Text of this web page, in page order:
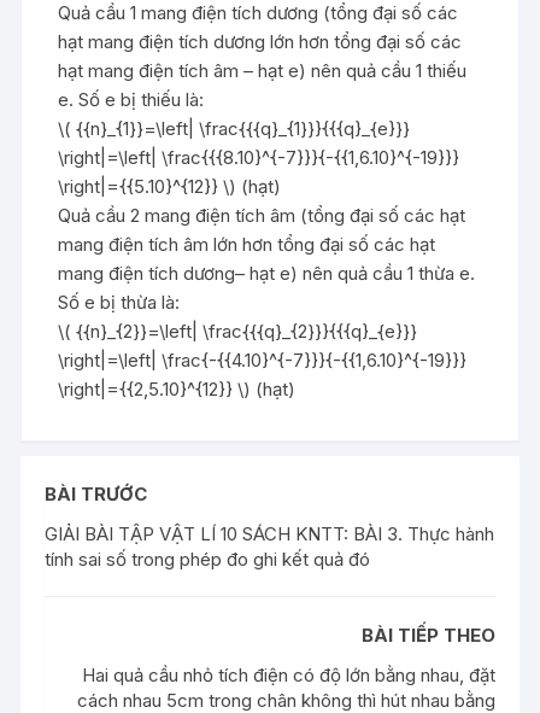
Quả cầu 1 mang điện tích dương (tổng đại số các
hạt mang điện tích dương lớn hơn tổng đại số các
hạt mang điện tích âm – hạt e) nên quả cầu 1 thiếu
e. Số e bị thiếu là:
\( {{n}_{1}}=\left| \frac{{{q}_{1}}}{{{q}_{e}}}
\right|=\left| \frac{{{8.10}^{-7}}}{-{{1,6.10}^{-19}}}
\right|={{5.10}^{12}} \) (hạt)
Quả cầu 2 mang điện tích âm (tổng đại số các hạt
mang điện tích âm lớn hơn tổng đại số các hạt
mang điện tích dương– hạt e) nên quả cầu 1 thừa e.
Số e bị thừa là:
\( {{n}_{2}}=\left| \frac{{{q}_{2}}}{{{q}_{e}}}
\right|=\left| \frac{-{{4.10}^{-7}}}{-{{1,6.10}^{-19}}}
\right|={{2,5.10}^{12}} \) (hạt)
BÀI TRƯỚC
GIẢI BÀI TẬP VẬT LÍ 10 SÁCH KNTT: BÀI 3. Thực hành
tính sai số trong phép đo ghi kết quả đó
BÀI TIẾP THEO
Hai quả cầu nhỏ tích điện có độ lớn bằng nhau, đặt
cách nhau 5cm trong chân không thì hút nhau bằng